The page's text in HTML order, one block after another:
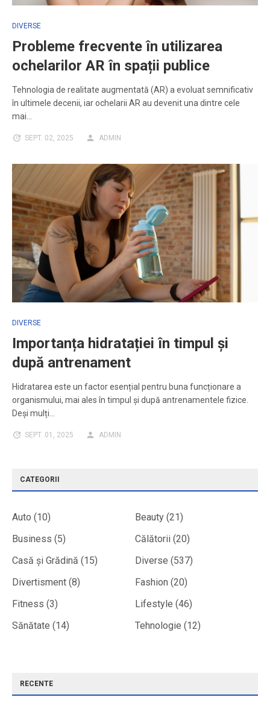
DIVERSE
Probleme frecvente în utilizarea
ochelarilor AR în spații publice
Tehnologia de realitate augmentată (AR) a evoluat semnificativ
în ultimele decenii, iar ochelarii AR au devenit una dintre cele
mai…
SEPT. 02, 2025 ADMIN
DIVERSE
Importanța hidratației în timpul și
după antrenament
Hidratarea este un factor esențial pentru buna funcționare a
organismului, mai ales în timpul și după antrenamentele fizice.
Deși mulți…
SEPT. 01, 2025 ADMIN
CATEGORII
Auto (10) Beauty (21)
Business (5) Călătorii (20)
Casă și Grădină (15) Diverse (537)
Divertisment (8) Fashion (20)
Fitness (3) Lifestyle (46)
Sănătate (14) Tehnologie (12)
RECENTE